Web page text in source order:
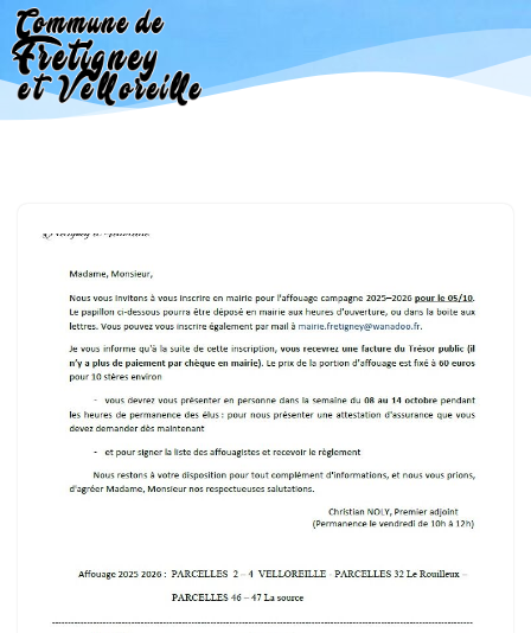
Aller
au
contenu